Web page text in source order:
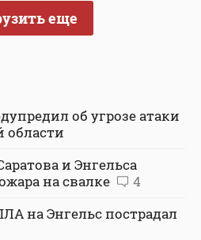
еще
об угрозе атаки
области
и Энгельса
на свалке
4
на Энгельс пострадал